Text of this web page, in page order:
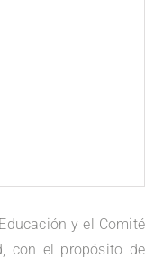
y el Comité
con el propósito de